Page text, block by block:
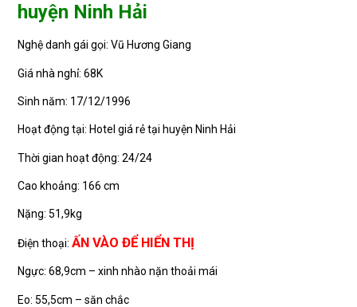
huyện Ninh Hải
Nghệ danh gái gọi: Vũ Hương Giang
Giá nhà nghỉ: 68K
Sinh năm: 17/12/1996
Hoạt động tại: Hotel giá rẻ tại huyện Ninh Hải
Thời gian hoạt động: 24/24
Cao khoảng: 166 cm
Nặng: 51,9kg
Điện thoại:ẤN VÀO ĐỂ HIỂN THỊ
Ngực: 68,9cm – xinh nhào nặn thoải mái
Eo: 55,5cm – săn chắc